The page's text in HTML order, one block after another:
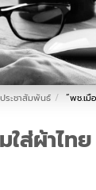
ระชาสัมพันธ์ “พช.เมื
ส่ผ้าไท